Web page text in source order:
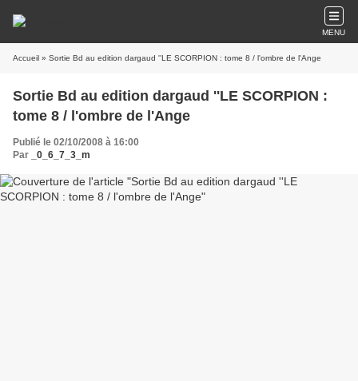
MENU
Accueil » Sortie Bd au edition dargaud ''LE SCORPION : tome 8 / l'ombre de l'Ange
Sortie Bd au edition dargaud ''LE SCORPION :
tome 8 / l'ombre de l'Ange
Publié le 02/10/2008 à 16:00
Par
_0_6_7_3_m